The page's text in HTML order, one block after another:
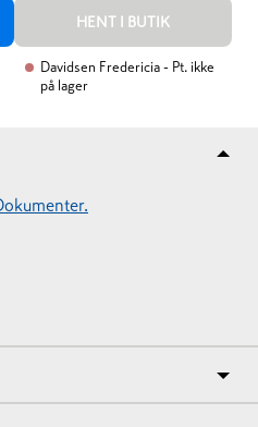
HENT I BUTIK
Davidsen Fredericia - Pt. ikke
på lager